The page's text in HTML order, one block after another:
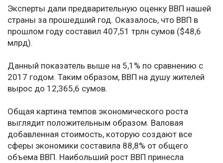
Эксперты дали предварительную оценку ВВП нашей
страны за прошедший год. Оказалось, что ВВП в
прошлом году составил 407,51 трлн сумов ($48,6
млрд).
Данный показатель выше на 5,1% по сравнению с
2017 годом. Таким образом, ВВП на душу жителей
вырос до 12,365,6 сумов.
Общая картина темпов экономического роста
выглядит положительным образом. Валовая
добавленная стоимость, которую создают все
сферы экономики составила 88,8% от общего
объема ВВП. Наибольший рост ВВП принесла